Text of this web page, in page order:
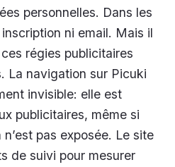
personnelles. Dans les
ni email. Mais il
régies publicitaires
La navigation sur Picuki
invisible: elle est
publicitaires, même si
pas exposée. Le site
de suivi pour mesurer